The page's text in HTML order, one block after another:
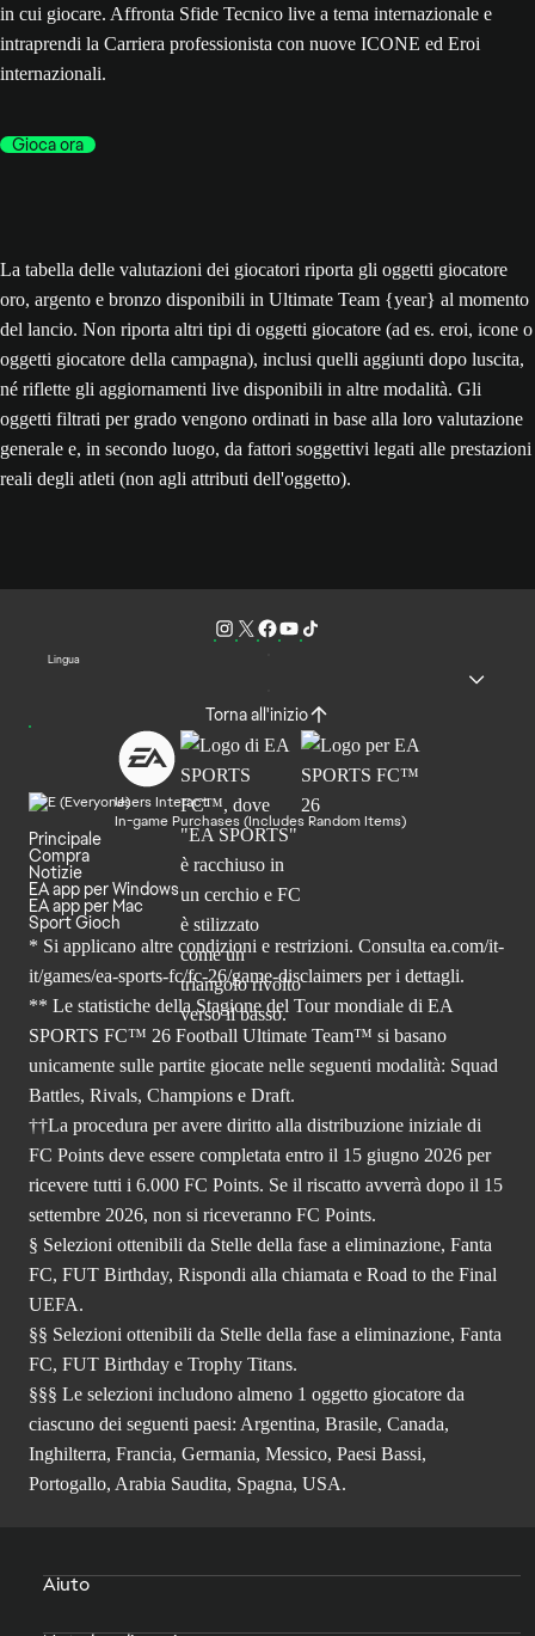
in cui giocare. Affronta Sfide Tecnico live a tema internazionale e
intraprendi la Carriera professionista con nuove ICONE ed Eroi
internazionali.
Gioca ora
La tabella delle valutazioni dei giocatori riporta gli oggetti giocatore
oro, argento e bronzo disponibili in Ultimate Team {year} al momento
del lancio. Non riporta altri tipi di oggetti giocatore (ad es. eroi, icone o
oggetti giocatore della campagna), inclusi quelli aggiunti dopo luscita,
né riflette gli aggiornamenti live disponibili in altre modalità. Gli
oggetti filtrati per grado vengono ordinati in base alla loro valutazione
generale e, in secondo luogo, da fattori soggettivi legati alle prestazioni
reali degli atleti (non agli attributi dell'oggetto).
Lingua
Torna all'inizio
Users Interact
In-game Purchases (Includes Random Items)
Principale
Compra
Notizie
EA app per Windows
EA app per Mac
Sport Gioch
* Si applicano altre condizioni e restrizioni. Consulta ea.com/it-
it/games/ea-sports-fc/fc-26/game-disclaimers per i dettagli.
** Le statistiche della Stagione del Tour mondiale di EA
SPORTS FC™ 26 Football Ultimate Team™ si basano
unicamente sulle partite giocate nelle seguenti modalità: Squad
Battles, Rivals, Champions e Draft.
††La procedura per avere diritto alla distribuzione iniziale di
FC Points deve essere completata entro il 15 giugno 2026 per
ricevere tutti i 6.000 FC Points. Se il riscatto avverrà dopo il 15
settembre 2026, non si riceveranno FC Points.
§ Selezioni ottenibili da Stelle della fase a eliminazione, Fanta
FC, FUT Birthday, Rispondi alla chiamata e Road to the Final
UEFA.
§§ Selezioni ottenibili da Stelle della fase a eliminazione, Fanta
FC, FUT Birthday e Trophy Titans.
§§§ Le selezioni includono almeno 1 oggetto giocatore da
ciascuno dei seguenti paesi: Argentina, Brasile, Canada,
Inghilterra, Francia, Germania, Messico, Paesi Bassi,
Portogallo, Arabia Saudita, Spagna, USA.
Aiuto